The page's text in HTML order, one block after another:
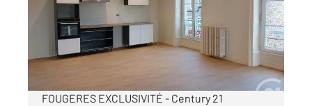
Appartement à louer
815 €
par mois charges comprises
FOUGERES EXCLUSIVITÉ - Century 21